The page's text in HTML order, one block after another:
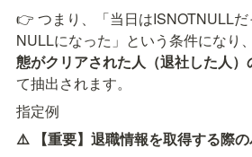
👉 つまり、「当日はISNOTNULL
NULLになった」という条件になり
態がクリアされた人（退社した人）
て抽出されます。
指定例
⚠️ 【重要】退職情報を取得する際